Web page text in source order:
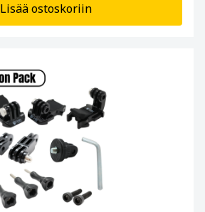
Lisää ostoskoriin